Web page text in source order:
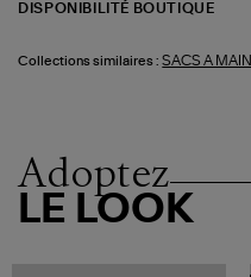
DISPONIBILITÉ BOUTIQUE
Collections similaires : SACS A MAIN
Adoptez
LE LOOK